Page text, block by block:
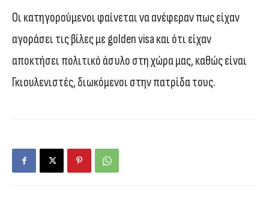
Οι κατηγορούμενοι φαίνεται να ανέφεραν πως είχαν
αγοράσει τις βίλες με golden visa και ότι είχαν
αποκτήσει πολιτικό άσυλο στη χώρα μας, καθώς είναι
Γκιουλενιστές, διωκόμενοι στην πατρίδα τους.